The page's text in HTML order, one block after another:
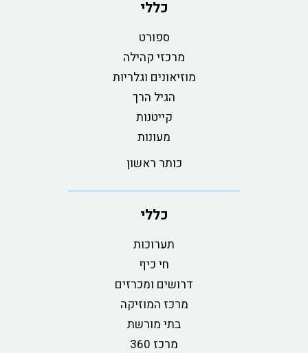
כללי
ספורט
מרכזי קהילה
מוזיאונים וגלריות
הגיל הרך
קייטנות
מעונות
כותר ראשון
כללי
תערוכות
חי כיף
דרושים ומכרזים
מרכז המוזיקה
בתי מורשת
מרכז 360